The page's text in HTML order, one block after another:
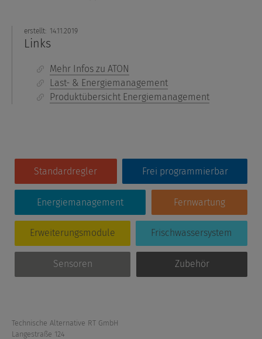
erstellt: 14.11.2019
Links
Mehr Infos zu ATON
Last- & Energiemanagement
Produktübersicht Energiemanagement
Standardregler Frei programmierbar
Energiemanagement Fernwartung
Erweiterungsmodule Frischwassersystem
Sensoren Zubehör
Technische Alternative RT GmbH
Langestraße 124